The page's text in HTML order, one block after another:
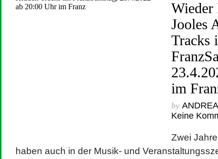
Jooles
Tracks
im
by
Keine
Zwei
haben auch in der Musik- und